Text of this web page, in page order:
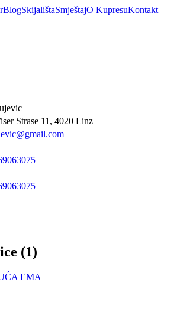
BlogSkijalištaSmještajO KupresuKontakt
Strase 11, 4020 Linz
(1)
EMA